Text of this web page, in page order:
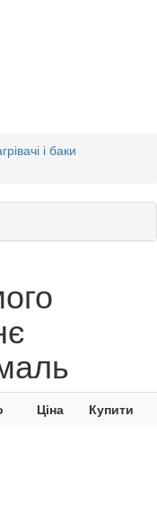
і баки
Ціна Купити